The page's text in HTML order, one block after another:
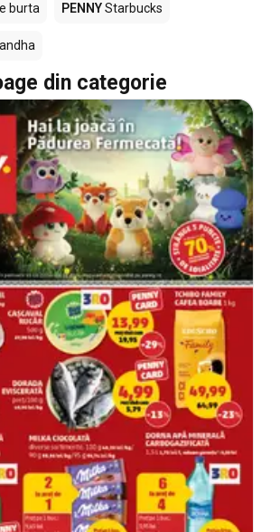
burta PENNYStarbucks
din categorie